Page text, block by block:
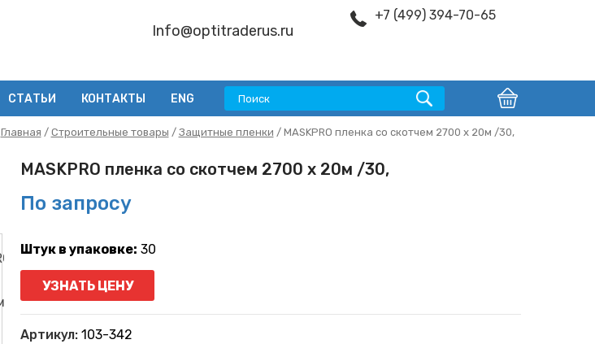
Info@optitraderus.ru
+7 (499) 394-70-65
СТАТЬИ КОНТАКТЫ ENG
Главная / Строительные товары / Защитные пленки / MASKPRO пленка со скотчем 2700 х 20м /30,
MASKPRO пленка со скотчем 2700 х 20м /30,
По запросу
Штук в упаковке: 30
УЗНАТЬ ЦЕНУ
Артикул:103-342